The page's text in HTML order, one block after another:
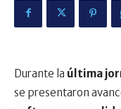
Durante la última
se presentaron